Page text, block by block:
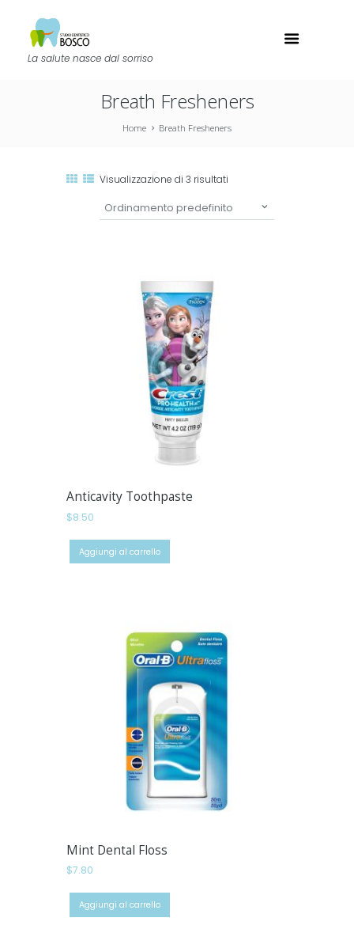
La salute nasce dal sorriso
Breath Fresheners
Home Breath Fresheners
Visualizzazione di 3 risultati
Anticavity Toothpaste
$8.50
Aggiungi al carrello
Mint Dental Floss
$7.80
Aggiungi al carrello